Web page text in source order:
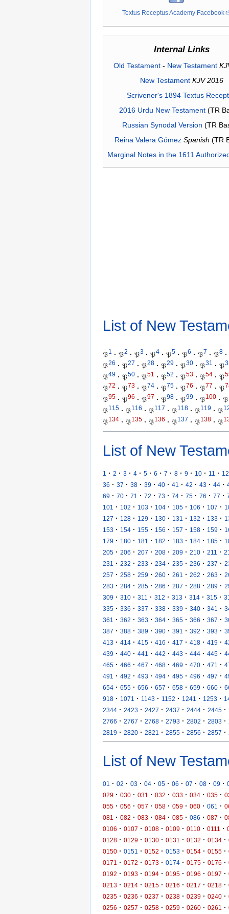
Textus Receptus Academy Facebook
Internal Links
Old Testament- New Testament
New Testament KJV 2016
Scrivener's 1894 Textus
2016 Urdu New Testament(TR
Russian Synodal Version (TR
Reina Valera Gómez Spanish (TR
Marginal Notes in the 1611
List of New
𝔓1 · 𝔓2 · 𝔓3 · 𝔓4 · 𝔓5 · 𝔓6 · 𝔓7 · 𝔓8 ·
𝔓26 · 𝔓27 · 𝔓28 · 𝔓29 · 𝔓30 · 𝔓31 · 𝔓
𝔓49 · 𝔓50 · 𝔓51 · 𝔓52 · 𝔓53 · 𝔓54 · 𝔓
𝔓72 · 𝔓73 · 𝔓74 · 𝔓75 · 𝔓76 · 𝔓77 · 𝔓
𝔓95 · 𝔓96 · 𝔓97 · 𝔓98 · 𝔓99 · 𝔓100 · 𝔓
𝔓115 · 𝔓116 · 𝔓117 · 𝔓118 · 𝔓119 · 𝔓
𝔓134 · 𝔓135 · 𝔓136 · 𝔓137 · 𝔓138 · 𝔓
List of New
1 · 2 · 3 · 4 · 5 · 6 · 7 · 8 · 9 · 10 · 11 · 12
36 · 37 · 38 · 39 · 40 · 41 · 42 · 43 · 44 ·
69 · 70 · 71 · 72 · 73 · 74 · 75 · 76 · 77 ·
101
· 102 · 103 · 104 · 105 · 106 · 107 ·
127 · 128 · 129 · 130 · 131 · 132 · 133 ·
153 · 154 · 155 · 156 · 157 · 158 · 159 ·
179 · 180 · 181 · 182 · 183 · 184 · 185 ·
205 · 206 · 207 · 208 · 209 · 210 · 211 ·
231
· 232 · 233 · 234 · 235 · 236 · 237 ·
257 · 258 · 259 · 260 · 261 · 262 · 263 ·
283 · 284 · 285 · 286 · 287 · 288 · 289 ·
309 · 310 · 311 · 312 · 313 · 314 · 315 ·
335 · 336 · 337 · 338 · 339 · 340 · 341 ·
361
· 362 · 363 · 364 · 365 · 366 · 367 ·
387 · 388 · 389 · 390 · 391 · 392 · 393 ·
413 · 414 · 415 · 416 · 417 · 418 · 419 ·
439 · 440 · 441 · 442 · 443 · 444 · 445 ·
465 · 466 · 467 · 468 · 469 · 470 · 471 ·
491
· 492 · 493 · 494 · 495 · 496 · 497 ·
654 · 655 · 656 · 657 · 658 · 659 · 660 ·
918 · 1071 · 1143 · 1152 · 1241 · 1253 ·
2344 · 2423 · 2427 · 2437 · 2444 · 2445 ·
2766 · 2767 · 2768 · 2793 · 2802 · 2803 ·
2819 · 2820 · 2821 · 2855 · 2856 · 2857 ·
List of New
01 · 02 · 03 · 04 · 05 · 06 · 07 · 08 · 09 ·
029 · 030 · 031 · 032 · 033 · 034 · 035 ·
055 · 056 · 057 · 058 · 059 · 060 · 061 ·
081
· 082 · 083 · 084 · 085 · 086 · 087 ·
0106 · 0107 · 0108 · 0109 · 0110 · 0111 ·
0128 · 0129 · 0130 · 0131 · 0132 · 0134 ·
0150 · 0151 · 0152 · 0153 · 0154 · 0155 ·
0171
· 0172 · 0173 · 0174 · 0175 · 0176 ·
0192 · 0193 · 0194 · 0195 · 0196 · 0197 ·
0213 · 0214 · 0215 · 0216 · 0217 · 0218 ·
0235 · 0236 · 0237 · 0238 · 0239 · 0240 ·
0256 · 0257 · 0258 · 0259 · 0260 · 0261 ·